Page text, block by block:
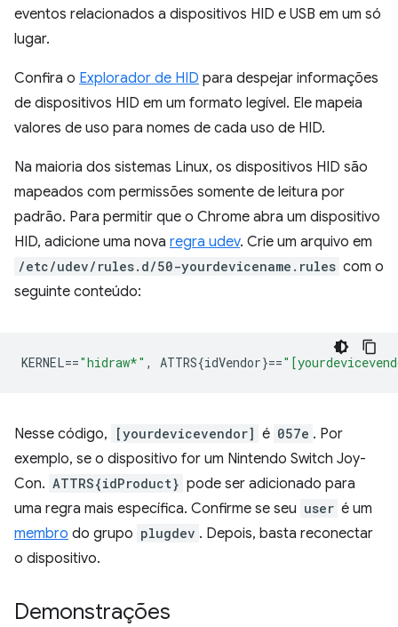
eventos relacionados a dispositivos HID e USB em um só
lugar.
Confira o Explorador de HID para despejar informações
de dispositivos HID em um formato legível. Ele mapeia
valores de uso para nomes de cada uso de HID.
Na maioria dos sistemas Linux, os dispositivos HID são
mapeados com permissões somente de leitura por
padrão. Para permitir que o Chrome abra um dispositivo
HID, adicione uma nova regra udev. Crie um arquivo em
/etc/udev/rules.d/50-yourdevicename.rules com o
seguinte conteúdo:
KERNEL=="hidraw*" , ATTRS{idVendor}==
Nesse código, [yourdevicevendor] é 057e . Por
exemplo, se o dispositivo for um Nintendo Switch Joy-
Con. ATTRS{idProduct} pode ser adicionado para
uma regra mais específica. Confirme se seu user é um
membro do grupo plugdev . Depois, basta reconectar
o dispositivo.
Demonstrações